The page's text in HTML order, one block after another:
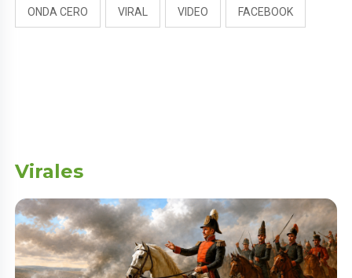
ONDA CERO VIRAL VIDEO FACEBOOK
Virales